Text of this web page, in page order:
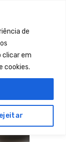
de
clicar em
cookies.